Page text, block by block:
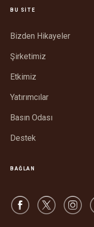
BU SITE
Bizden Hikayeler
Şirketimiz
Etkimiz
Yatırımcılar
Basın Odası
Destek
BAĞLAN